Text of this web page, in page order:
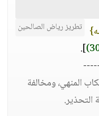
تطريز رياض الصالحين
].
المنهي، ومخالفة
التحذير.